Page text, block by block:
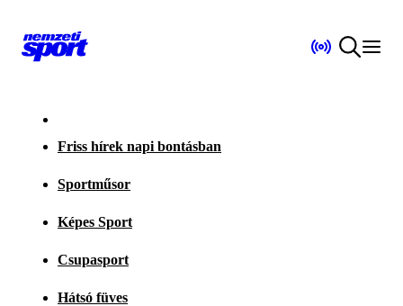
Friss hírek napi bontásban
Sportműsor
Képes Sport
Csupasport
Hátsó füves